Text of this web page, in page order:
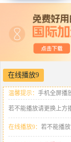
在线播放9
温馨提示： 手机全屏播
若不能播放请更换上方
在线播放9： 若不能播放